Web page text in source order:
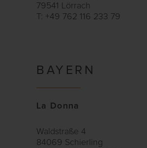
79541 Lörrach
T: +49 762 116 233 79
BAYERN
La Donna
Waldstraße 4
84069 Schierling